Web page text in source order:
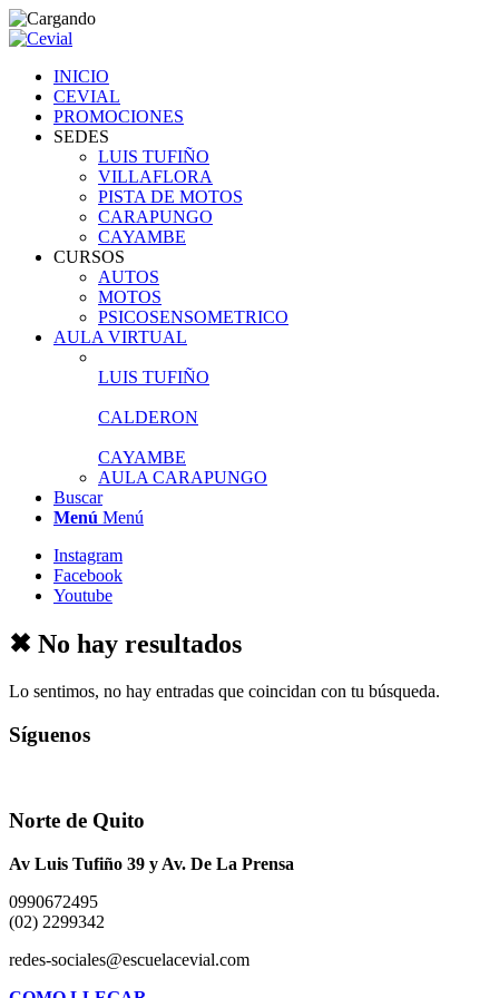
INICIO
CEVIAL
PROMOCIONES
SEDES
LUIS TUFIÑO
VILLAFLORA
PISTA DE MOTOS
CARAPUNGO
CAYAMBE
CURSOS
AUTOS
MOTOS
PSICOSENSOMETRICO
AULA VIRTUAL
LUIS TUFIÑO
CALDERON
CAYAMBE
AULA CARAPUNGO
Buscar
Menú Menú
Instagram
Facebook
Youtube
✖ No hay resultados
Lo sentimos, no hay entradas que coincidan con tu búsqueda.
Síguenos
Norte de Quito
Av Luis Tufiño 39 y Av. De La Prensa
0990672495
(02) 2299342
redes-sociales@escuelacevial.com